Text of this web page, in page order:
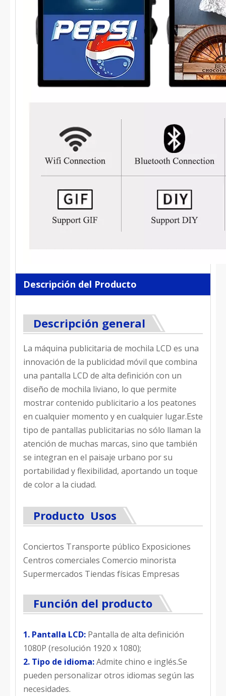
Descripción del Producto
Descripción general
La máquina publicitaria de mochila LCD es una
innovación de la publicidad móvil que combina
una pantalla LCD de alta definición con un
diseño de mochila liviano, lo que permite
mostrar contenido publicitario a los peatones
en cualquier momento y en cualquier lugar.Este
tipo de pantallas publicitarias no sólo llaman la
atención de muchas marcas, sino que también
se integran en el paisaje urbano por su
portabilidad y flexibilidad, aportando un toque
de color a la ciudad.
Producto Usos
Conciertos Transporte público Exposiciones
Centros comerciales Comercio minorista
Supermercados Tiendas físicas Empresas
Función del producto
1. Pantalla LCD: Pantalla de alta definición
1080P (resolución 1920 x 1080);
2. Tipo de idioma:Admite chino e inglés.Se
pueden personalizar otros idiomas según las
necesidades.